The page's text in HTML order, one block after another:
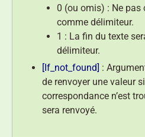
0 (ou omis) : Ne pas
comme délimiteur.
1 : La fin du texte
délimiteur.
[If_not_found] :
de renvoyer une valeur
correspondance n’est
sera renvoyé.